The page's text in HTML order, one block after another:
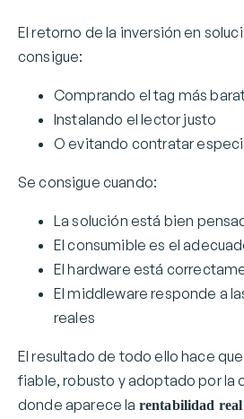
El retorno de la inversión en
consigue:
Comprando el tag más
Instalando el lector justo
O evitando contratar
Se consigue cuando:
La solución está bien
El consumible es el
El hardware está
El middleware responde a
reales
El resultado de todo ello hace
fiable, robusto y adoptado por la
donde aparece la rentabilidad